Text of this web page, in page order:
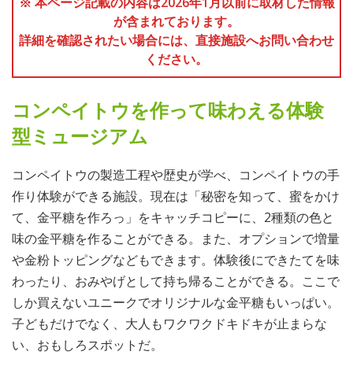
が含まれております。
詳細を確認されたい場合には、直接施設へお問い合わせ
ください。
コンペイトウを作って味わえる体験
型ミュージアム
コンペイトウの製造工程や歴史が学べ、コンペイトウの手
作り体験ができる施設。現在は「秘密を知って、蜜をかけ
て、金平糖を作ろっ」をキャッチコピーに、2種類の色と
味の金平糖を作ることができる。また、オプションで増量
や金粉トッピングなどもできます。体験後にできたてを味
わったり、おみやげとして持ち帰ることができる。ここで
しか買えないユニークでオリジナルな金平糖もいっぱい。
子どもだけでなく、大人もワクワクドキドキが止まらな
い、おもしろスポットだ。